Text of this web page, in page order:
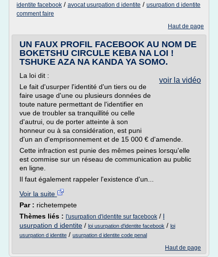
identite facebook / avocat usurpation d identite / usurpation d identite
comment faire
Haut de page
UN FAUX PROFIL FACEBOOK AU NOM DE
BOKETSHU CIRCULE KEBA NA LOI !
TSHUKE AZA NA KANDA YA SOMO.
voir la vidéo
La loi dit :
Le fait d'usurper l'identité d'un tiers ou de
faire usage d'une ou plusieurs données de
toute nature permettant de l'identifier en
vue de troubler sa tranquillité ou celle
d'autrui, ou de porter atteinte à son
honneur ou à sa considération, est puni
d'un an d'emprisonnement et de 15 000 € d'amende.
Cette infraction est punie des mêmes peines lorsqu'elle
est commise sur un réseau de communication au public
en ligne.
Il faut également rappeler l'existence d'un...
Voir la suite
Par : richetempete
Thèmes liés : l'usurpation d'identite sur facebook / l
usurpation d identite / loi usurpation d'identite facebook / loi
usurpation d identite / usurpation d identite code penal
Haut de page